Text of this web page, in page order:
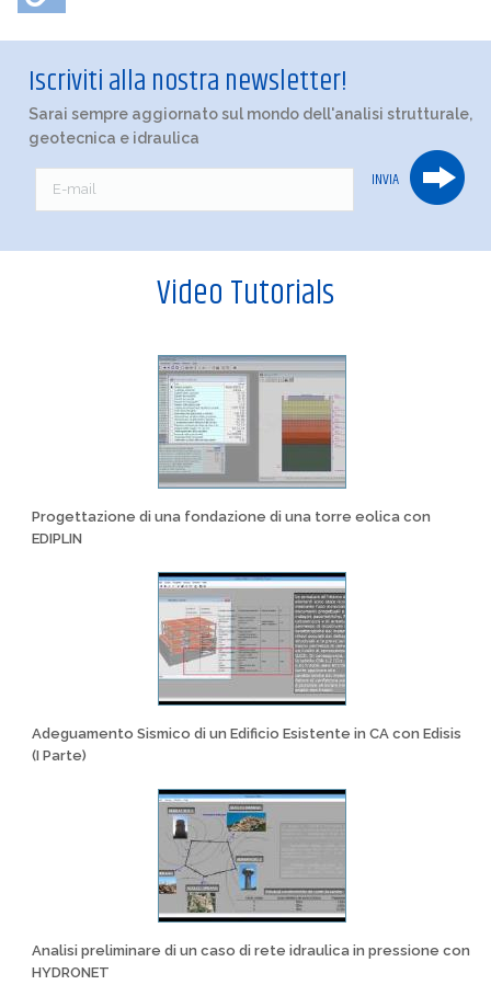
Iscriviti alla nostra newsletter!
Sarai sempre aggiornato sul mondo dell'analisi strutturale,
geotecnica e idraulica
Video Tutorials
Progettazione di una fondazione di una torre eolica con
EDIPLIN
Adeguamento Sismico di un Edificio Esistente in CA con Edisis
(I Parte)
Analisi preliminare di un caso di rete idraulica in pressione con
HYDRONET